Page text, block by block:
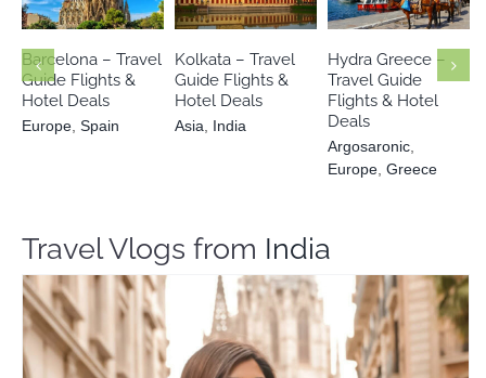
Europe Spain
Barcelona – Travel
Guide Flights &
Hotel Deals
Europe Spain
Asia India
Kolkata – Travel
Guide Flights &
Hotel Deals
Asia India
Europe
Hydra Greece –
Travel Guide
Flights & Hotel
Deals
Argosaronic
Europe Greece
Travel Vlogs from India